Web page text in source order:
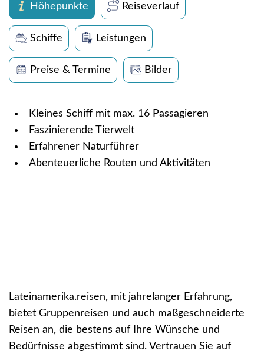
Höhepunkte Reiseverlauf
Schiffe Leistungen
Preise & Termine Bilder
Kleines Schiff mit max. 16 Passagieren
Faszinierende Tierwelt
Erfahrener Naturführer
Abenteuerliche Routen und Aktivitäten
Lateinamerika.reisen, mit jahrelanger Erfahrung,
bietet Gruppenreisen und auch maßgeschneiderte
Reisen an, die bestens auf Ihre Wünsche und
Bedürfnisse abgestimmt sind. Vertrauen Sie auf